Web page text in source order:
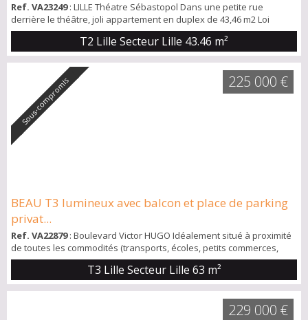
Ref. VA23249: LILLE Théatre Sébastopol Dans une petite rue
derrière le théâtre, joli appartement en duplex de 43,46 m2 Loi
Carrez, 57 m2 au sol. Beau salon séjour au premier niveau avec
cuisine séparée équipée, wc. Chambre et salle de bains à l'étage.
Le bien est vendu avec une cave. Taxe foncière 753 € A cinq
minutes à pied du métro et proche des commerces. Idéal première
acquisition. Coup de coeur.
T2 Lille Secteur Lille 43.46 m²
Sous-compromis
BEAU T3 lumineux avec balcon et place de parking
privat...
Ref. VA22879: Boulevard Victor HUGO Idéalement situé à proximité
de toutes les commodités (transports, écoles, petits commerces,
restaurants, …) et situé dans une belle résidence récente, calme et
entièrement sécurisée, ce bel appartement est composé d'une
entrée distribuant une belle pièce de vie avec cuisine équipée, 2
chambres, une salle de bain et un WC indépendant. *** BALCON 5
T3 Lille Secteur Lille 63 m²
225 000 €
229 000 €